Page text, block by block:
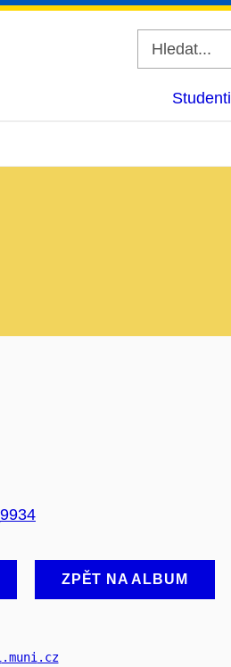
Studenti
ZPĚT NA ALBUM
.muni .cz